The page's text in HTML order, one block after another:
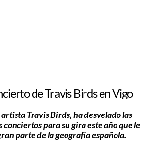
de Travis Birds en Vigo
Travis Birds, ha desvelado las
conciertos para su gira este año que le
parte de la geografía española.